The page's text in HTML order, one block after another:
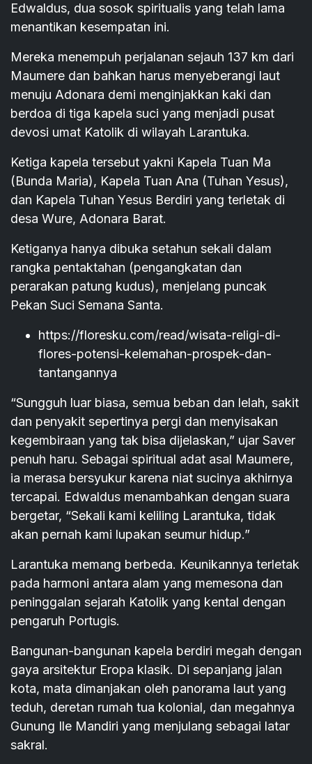
Edwaldus, dua sosok spiritualis yang telah lama
menantikan kesempatan ini.
Mereka menempuh perjalanan sejauh 137 km dari
Maumere dan bahkan harus menyeberangi laut
menuju Adonara demi menginjakkan kaki dan
berdoa di tiga kapela suci yang menjadi pusat
devosi umat Katolik di wilayah Larantuka.
Ketiga kapela tersebut yakni Kapela Tuan Ma
(Bunda Maria), Kapela Tuan Ana (Tuhan Yesus),
dan Kapela Tuhan Yesus Berdiri yang terletak di
desa Wure, Adonara Barat.
Ketiganya hanya dibuka setahun sekali dalam
rangka pentaktahan (pengangkatan dan
perarakan patung kudus), menjelang puncak
Pekan Suci Semana Santa.
https://floresku.com/read/wisata-religi-di-
flores-potensi-kelemahan-prospek-dan-
tantangannya
“Sungguh luar biasa, semua beban dan lelah, sakit
dan penyakit sepertinya pergi dan menyisakan
kegembiraan yang tak bisa dijelaskan,” ujar Saver
penuh haru. Sebagai spiritual adat asal Maumere,
ia merasa bersyukur karena niat sucinya akhirnya
tercapai. Edwaldus menambahkan dengan suara
bergetar, “Sekali kami keliling Larantuka, tidak
akan pernah kami lupakan seumur hidup.”
Larantuka memang berbeda. Keunikannya terletak
pada harmoni antara alam yang memesona dan
peninggalan sejarah Katolik yang kental dengan
pengaruh Portugis.
Bangunan-bangunan kapela berdiri megah dengan
gaya arsitektur Eropa klasik. Di sepanjang jalan
kota, mata dimanjakan oleh panorama laut yang
teduh, deretan rumah tua kolonial, dan megahnya
Gunung Ile Mandiri yang menjulang sebagai latar
sakral.